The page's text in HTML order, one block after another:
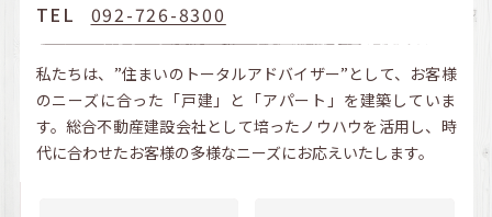
TEL
092-726-8300
私たちは、”住まいのトータルアドバイザー”として、お客様
のニーズに合った「戸建」と「アパート」を建築していま
す。総合不動産建設会社として培ったノウハウを活用し、時
代に合わせたお客様の多様なニーズにお応えいたします。